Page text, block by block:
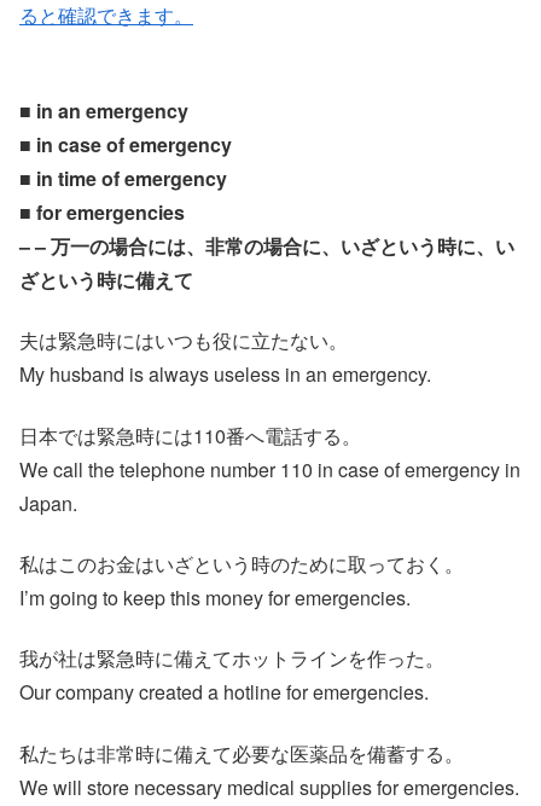
ると確認できます。
■ in an emergency
■ in case of emergency
■ in time of emergency
■ for emergencies
– – 万一の場合には、非常の場合に、いざという時に、い
ざという時に備えて
夫は緊急時にはいつも役に立たない。
My husband is always useless in an emergency.
日本では緊急時には110番へ電話する。
We call the telephone number 110 in case of emergency in
Japan.
私はこのお金はいざという時のために取っておく。
I’m going to keep this money for emergencies.
我が社は緊急時に備えてホットラインを作った。
Our company created a hotline for emergencies.
私たちは非常時に備えて必要な医薬品を備蓄する。
We will store necessary medical supplies for emergencies.